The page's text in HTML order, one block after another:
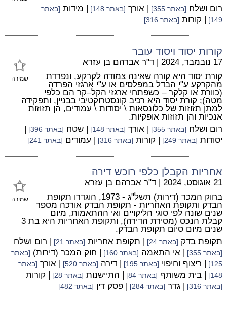
רום ושלח [באתר 355] | אורך [באתר 148] | מידות [באתר
149]
| קורות [באתר 316]
קורות יסוד ויסוד עובר
שמירה
17 נובמבר, 2024 | ד"ר אברהם בן עזרא
קורת יסוד היא קורה שאינה צמודה לקרקע, ונפרדת
מהקרקע ע"י הבדל במפלסים או ע"י ארגזי הפרדה
(כוורת או קלקר – כשפתחי ארגזי הקל–קר הם כלפי
מטה); קורת יסוד היא רכיב קונסטרוקטיבי בבניין, ותפקידה
למתן תזוזות של כלונסאות \ יסודות \ עמודים, הן תזוזות
אנכיות והן תזוזות אופקיות.
רום ושלח [באתר 355] | אורך [באתר 148] | שטח [באתר 396]
|
יסודות [באתר 249] | קורות [באתר 316] | עמודים [באתר 241]
אחריות הקבלן כלפי רוכש דירה
שמירה
21 אוגוסט, 2024 | ד"ר אברהם בן עזרא
בחוק המכר (דירות) תשל"ג - 1973, הוגדרו תקופת
הבדק ותקופת האחריות - תקופת הבדק אורכה מספר
שנים שונה לפי סוגי הליקויים ואי ההתאמות, מיום
קבלת הנכס (מסירת הדירה), ותקופת האחריות היא בת 3
שנים מיום סיום תקופת הבדק.
תקופת בדק [באתר 24] | תקופת אחריות [באתר 21] | רום ושלח
[באתר 355] | אי התאמה [באתר 160] | חוק המכר (דירות) [באתר
125]
| ריצוף וחיפוי [באתר 195] | דירה [באתר 520] | אורך [באתר
148]
| בית משותף [באתר 84] | התיישנות [באתר 28] | קורות
[באתר 316] | גדר [באתר 284] | פסק דין [באתר 482]